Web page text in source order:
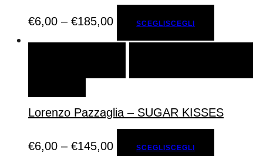
€6,00 – €185,00 SCEGLISCEGLI
Lorenzo Pazzaglia – SUGAR KISSES
€6,00 – €145,00 SCEGLISCEGLI